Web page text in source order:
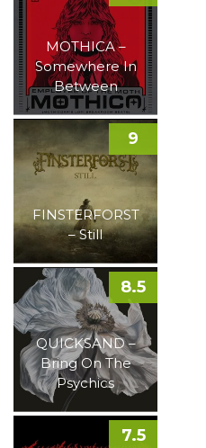
MOTHICA –
Somewhere In
Between
FINSTERFORST
– Still
9
QUICKSAND –
Bring On The
Psychics
8.5
7.5